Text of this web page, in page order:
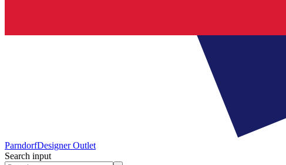
ParndorfDesigner Outlet
Search input